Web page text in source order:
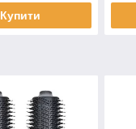
Купити